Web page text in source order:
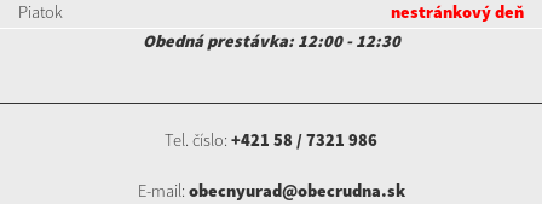
Piatok
nestránkový deň
Obedná prestávka: 12:00 - 12:30
Tel. číslo: +421 58 / 7321 986
E-mail: obecnyurad@obecrudna.sk